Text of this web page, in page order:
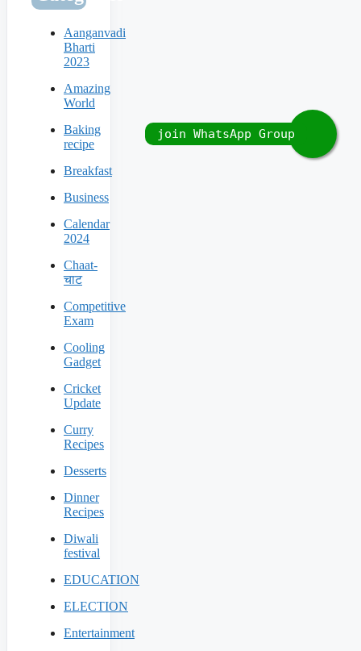
Aanganvadi
Bharti
2023
Amazing
World
Baking
recipe
Breakfast
Business
Calendar
2024
Chaat-
चाट
Competitive
Exam
Cooling
Gadget
Cricket
Update
Curry
Recipes
Desserts
Dinner
Recipes
Diwali
festival
EDUCATION
ELECTION
Entertainment